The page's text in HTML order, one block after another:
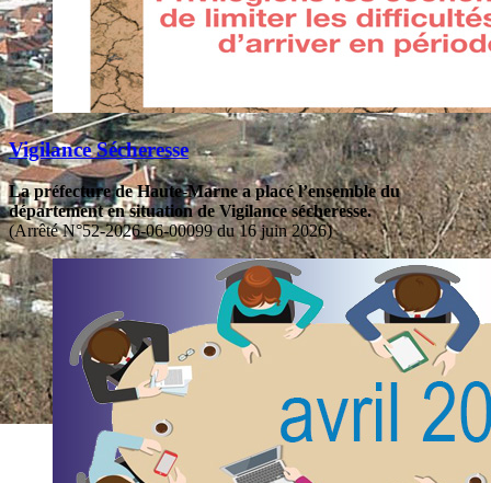
Vigilance Sécheresse
La préfecture de Haute-Marne a placé l’ensemble du
département en situation de Vigilance sécheresse.
(Arrêté N°52-2026-06-00099 du 16 juin 2026)